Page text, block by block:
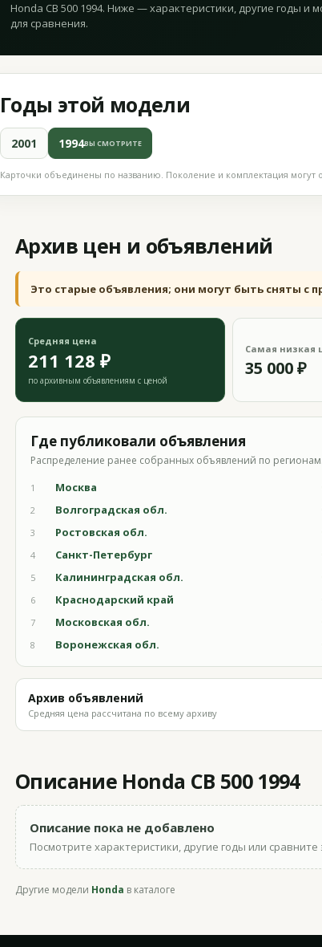
Honda CB 500 1994. Ниже — характеристики, другие годы и
для сравнения.
Годы этой модели
2001 1994ВЫ СМОТРИТЕ
Карточки объединены по названию. Поколение и комплектация могут
Архив цен и объявлений
Это старые объявления; они могут быть сняты с
Средняя цена
211 128 ₽
по архивным объявлениям с ценой
Самая низкая
35 000 ₽
Где публиковали объявления
Распределение ранее собранных объявлений по регионам.
1 Москва
2
Волгоградская обл.
3
Ростовская обл.
4
Санкт-Петербург
5
Калининградская обл.
6
Краснодарский край
7
Московская обл.
8
Воронежская обл.
Архив объявлений
Средняя цена рассчитана по всему архиву
Описание Honda CB 500 1994
Описание пока не добавлено
Посмотрите характеристики, другие годы или сравните
Другие модели Honda в каталоге